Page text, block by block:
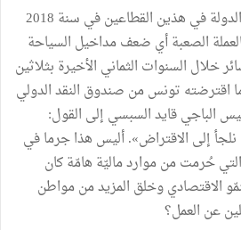
يقدّر خبير اقتصادي خسائر الدولة في هذين القطاعين في سنة 2018
وبالعملة الصعبة أي ضعف مداخيل السياحة
خلال السنوات الثماني الأخيرة بثلاثين
اقترضته تونس من صندوق النقد الدولي
الباجي قايد السبسي إلى القول:
إلى الاقتراض». أليس هذا جرما في
حُرمت من موارد ماليّة هامّة كان
الاقتصادي وخلق المزيد من مواطن
عن العمل؟